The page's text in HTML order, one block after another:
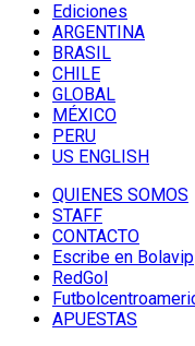
Ediciones
ARGENTINA
BRASIL
CHILE
GLOBAL
MÉXICO
PERU
US ENGLISH
QUIENES SOMOS
STAFF
CONTACTO
Escribe en Bolavip
RedGol
APUESTAS